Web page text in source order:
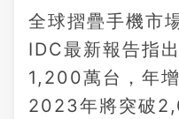
全球摺疊手機市
IDC最新報告指
1,200萬台，年
2023年將突破